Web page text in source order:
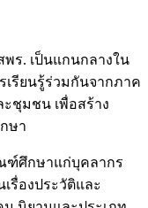
ร. เป็นแกนกลางใน
รียนรู้ร่วมกันจากภาค
ชุมชน เพื่อสร้าง
ษา
รื่องประวัติและ
นิยามและประเภท
านพิพิธภัณฑ์และวิธี